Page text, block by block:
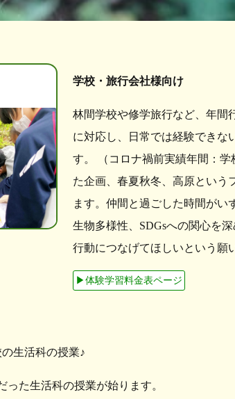
学校・旅行会社様向け
林間学校や修学旅行など、年間
に対応し、日常では経験できな
す。 （コロナ禍前実績年間：学
た企画、春夏秋冬、高原という
ます。仲間と過ごした時間がい
生物多様性、SDGsへの関心を
行動につなげてほしいという願
▶︎体験学習料金表ページ
生活科の授業♪
った生活科の授業が始ります。